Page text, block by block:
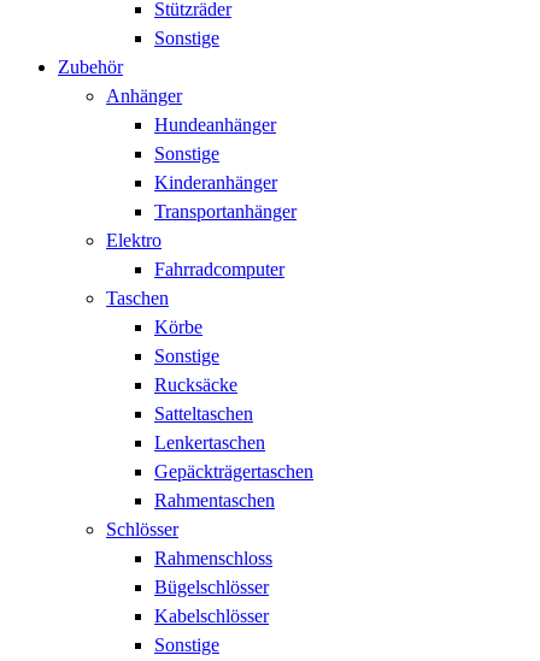
Stützräder
Sonstige
Zubehör
Anhänger
Hundeanhänger
Sonstige
Kinderanhänger
Transportanhänger
Elektro
Fahrradcomputer
Taschen
Körbe
Sonstige
Rucksäcke
Satteltaschen
Lenkertaschen
Gepäckträgertaschen
Rahmentaschen
Schlösser
Rahmenschloss
Bügelschlösser
Kabelschlösser
Sonstige